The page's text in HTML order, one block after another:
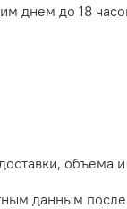
днем до 18
объема
данным